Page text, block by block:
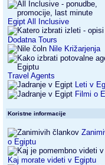
Egipt All Inclusive
Dodatna Tours
Nile Križarjenja
Travel Agents
Leti v
Filmi o
Koristne informacije
o Egiptu
Kaj morate videti v Egiptu